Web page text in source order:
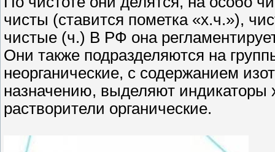
чисты (ставится пометка «х.ч.»),
чистые (ч.) В РФ она
Они также подразделяются на
неорганические, с содержанием
назначению, выделяют индикаторы
растворители органические.